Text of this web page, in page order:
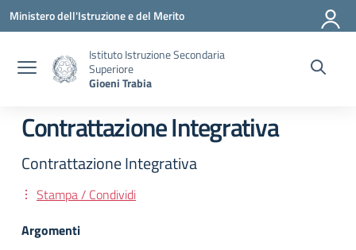
Vai ai contenuti
Vai al menu di navigazione
Vai al footer
Ministero dell'Istruzione e del Merito
Istituto Istruzione Secondaria
Superiore
Gioeni Trabia
Contrattazione Integrativa
Contrattazione Integrativa
Stampa / Condividi
Argomenti